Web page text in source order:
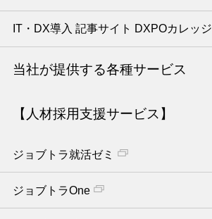
IT・DX導入 記事サイト DXPOカレッジ
当社が提供する各種サービス
【人材採用支援サービス】
ジョブトラ就活ゼミ
ジョブトラOne